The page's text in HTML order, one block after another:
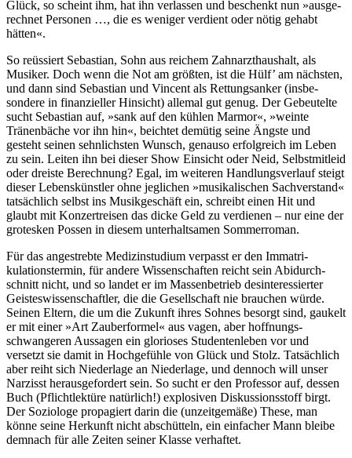
Glück, so scheint ihm, hat ihn verlassen und beschenkt nun »ausge­
rechnet Personen …, die es weniger verdient oder nötig gehabt
hätten«.
So reüssiert Sebastian, Sohn aus reichem Zahnarzt­haushalt, als
Musiker. Doch wenn die Not am größten, ist die Hülf’ am nächsten,
und dann sind Sebastian und Vincent als Rettungs­anker (insbe­
sondere in finan­zieller Hinsicht) allemal gut genug. Der Gebeu­telte
sucht Sebastian auf, »sank auf den kühlen Marmor«, »weinte
Tränen­bäche vor ihn hin«, beichtet demütig seine Ängste und
gesteht seinen sehn­lichsten Wunsch, genauso erfolg­reich im Leben
zu sein. Leiten ihn bei dieser Show Einsicht oder Neid, Selbst­mitleid
oder dreiste Berech­nung? Egal, im weiteren Handlungs­verlauf steigt
dieser Lebens­künstler ohne jeglichen »musika­lischen Sachver­stand«
tatsäch­lich selbst ins Musik­geschäft ein, schreibt einen Hit und
glaubt mit Konzert­reisen das dicke Geld zu verdienen – nur eine der
grotesken Possen in diesem unterhalt­samen Sommer­roman.
Für das angestrebte Medizinstudium verpasst er den Immatri­
kulations­termin, für andere Wissen­schaften reicht sein Abidurch­
schnitt nicht, und so landet er im Massen­betrieb desinteres­sierter
Geistes­wissen­schaftler, die die Gesell­schaft nie brauchen würde.
Seinen Eltern, die um die Zukunft ihres Sohnes besorgt sind, gaukelt
er mit einer »Art Zauber­formel« aus vagen, aber hoffnungs­
schwange­ren Aussagen ein glorioses Studenten­leben vor und
versetzt sie damit in Hoch­gefühle von Glück und Stolz. Tatsäch­lich
aber reiht sich Nieder­lage an Nieder­lage, und dennoch will unser
Narzisst heraus­gefordert sein. So sucht er den Professor auf, dessen
Buch (Pflicht­lektüre natürlich!) explo­siven Dis­kussions­stoff birgt.
Der Soziologe propa­giert darin die (unzeit­gemäße) These, man
könne seine Herkunft nicht abschüt­teln, ein einfacher Mann bleibe
demnach für alle Zeiten seiner Klasse verhaftet.